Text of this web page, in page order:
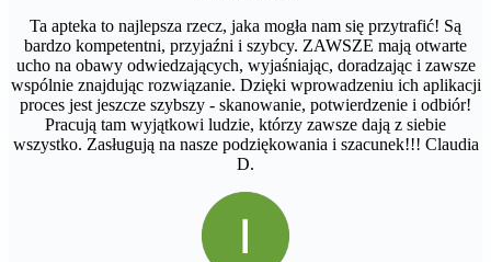
Ta apteka to najlepsza rzecz, jaka mogła nam się przytrafić! Są
bardzo kompetentni, przyjaźni i szybcy. ZAWSZE mają otwarte
ucho na obawy odwiedzających, wyjaśniając, doradzając i zawsze
wspólnie znajdując rozwiązanie. Dzięki wprowadzeniu ich aplikacji
proces jest jeszcze szybszy - skanowanie, potwierdzenie i odbiór!
Pracują tam wyjątkowi ludzie, którzy zawsze dają z siebie
wszystko. Zasługują na nasze podziękowania i szacunek!!! Claudia
D.